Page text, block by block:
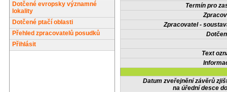
Dotčené evropsky významné
lokality
Dotčené ptačí oblasti
Přehled zpracovatelů posudků
Přihlásit
Termín pro
Zpracovatel -
Text
Datum zveřejnění závěrů
na úřední desce